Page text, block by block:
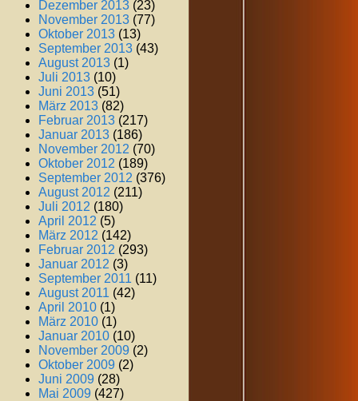
Dezember 2013 (23)
November 2013 (77)
Oktober 2013 (13)
September 2013 (43)
August 2013 (1)
Juli 2013 (10)
Juni 2013 (51)
März 2013 (82)
Februar 2013 (217)
Januar 2013 (186)
November 2012 (70)
Oktober 2012 (189)
September 2012 (376)
August 2012 (211)
Juli 2012 (180)
April 2012 (5)
März 2012 (142)
Februar 2012 (293)
Januar 2012 (3)
September 2011 (11)
August 2011 (42)
April 2010 (1)
März 2010 (1)
Januar 2010 (10)
November 2009 (2)
Oktober 2009 (2)
Juni 2009 (28)
Mai 2009 (427)